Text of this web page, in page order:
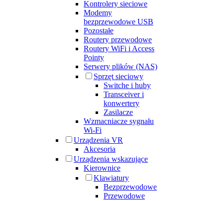
Kontrolery sieciowe
Modemy
bezprzewodowe USB
Pozostałe
Routery przewodowe
Routery WiFi i Access
Pointy
Serwery plików (NAS)
Sprzęt sieciowy
Switche i huby
Transceiver i
konwertery
Zasilacze
Wzmacniacze sygnału
Wi-Fi
Urządzenia VR
Akcesoria
Urządzenia wskazujące
Kierownice
Klawiatury
Bezprzewodowe
Przewodowe